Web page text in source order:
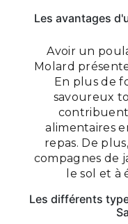
Les avantages
Avoir un
Molard
En plus de
savoureux
alimentaires
repas. De
compagnes de
le sol et à
Les différents